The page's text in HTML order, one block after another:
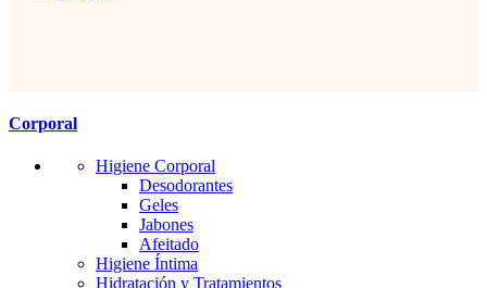
Corporal
Higiene Corporal
Desodorantes
Geles
Jabones
Afeitado
Higiene Íntima
Hidratación y Tratamientos